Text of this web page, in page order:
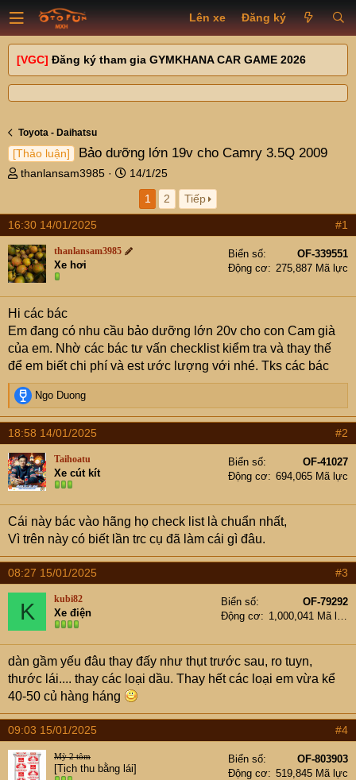
Lên xe Đăng ký
[VGC] Đăng ký tham gia GYMKHANA CAR GAME 2026
Toyota - Daihatsu
[Thảo luận] Bảo dưỡng lớn 19v cho Camry 3.5Q 2009
T
e
a
d
s
t
e
r
thanlansam3985
N
y
ử
14/1/25
1
2 Tiếp
16:30 14/01/2025 #1
thanlansam3985
Xe hơi
Biển số
OF-339551
Động cơ
275,887 Mã lực
Hi các bác
Em đang có nhu cầu bảo dưỡng lớn 20v cho con Cam già
của em. Nhờ các bác tư vấn checklist kiểm tra và thay thế
để em biết chi phí và est ước lượng với nhé. Tks các bác
R
e
a
c
t
i
o
n
s
:
Ngo Duong
18:58 14/01/2025 #2
Taihoatu
Xe cút kít
Biển số
OF-41027
Động cơ
694,065 Mã lực
Cái này bác vào hãng họ check list là chuẩn nhất,
Vì trên này có biết lần trc cụ đã làm cái gì đâu.
08:27 15/01/2025 #3
K kubi82
Xe điện
Biển số
OF-79292
Động cơ
1,000,041 Mã lực
dàn gầm yếu đâu thay đấy như thụt trước sau, ro tuyn,
thước lái.... thay các loại dầu. Thay hết các loại em vừa kể
40-50 củ hàng háng
09:03 15/01/2025 #4
Mỳ 2 tôm
[Tịch thu bằng lái]
Biển số
OF-803903
Động cơ
519,845 Mã lực